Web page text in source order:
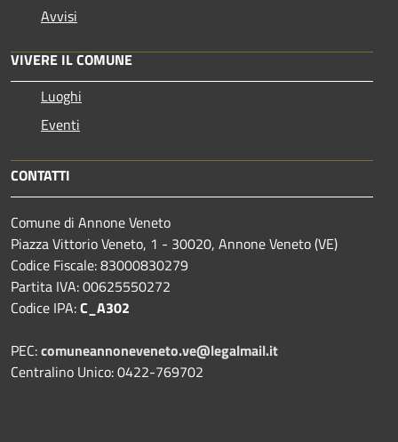
Avvisi
VIVERE IL COMUNE
Luoghi
Eventi
CONTATTI
Comune di Annone Veneto
Piazza Vittorio Veneto, 1 - 30020, Annone Veneto (VE)
Codice Fiscale: 83000830279
Partita IVA: 00625550272
Codice IPA:C_A302
PEC:comuneannoneveneto.ve@legalmail.it
Centralino Unico: 0422-769702